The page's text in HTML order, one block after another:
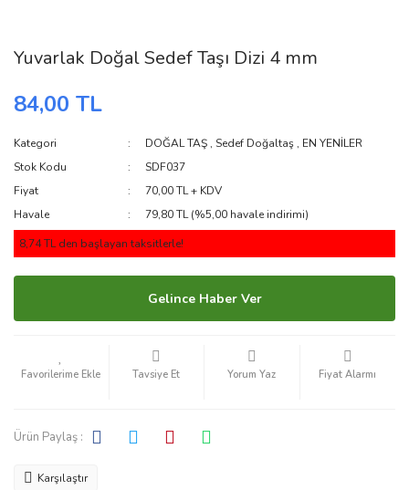
Yuvarlak Doğal Sedef Taşı Dizi 4 mm
84,00 TL
Kategori DOĞAL TAŞ ,Sedef Doğaltaş , EN YENİLER
Stok Kodu
SDF037
Fiyat
70,00 TL + KDV
Havale
79,80 TL (%5,00 havale indirimi)
8,74 TL den başlayan taksitlerle!
Gelince Haber Ver
Tavsiye Et Yorum Yaz Fiyat Alarmı
Ürün Paylaş :
Karşılaştır